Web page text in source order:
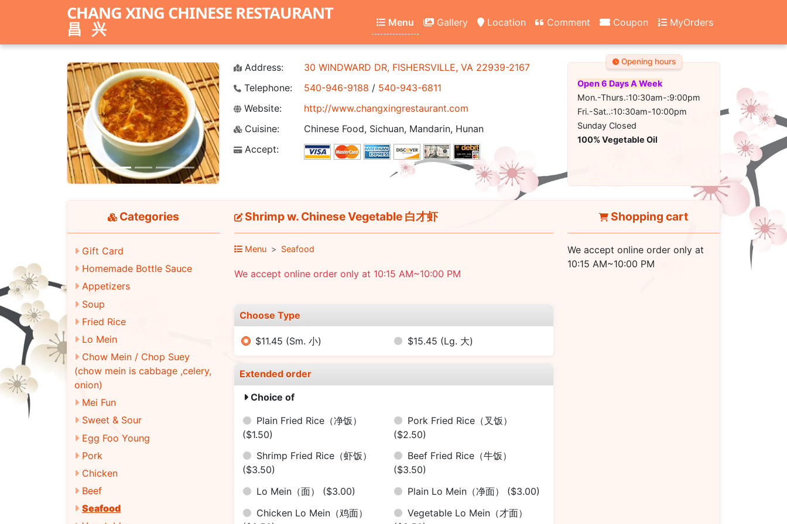
CHANG XING CHINESE RESTAURANT
昌兴 Menu Gallery Location Comment Coupon MyOrders
Previous Next
Address:
30 WINDWARD DR, FISHERSVILLE, VA 22939-2167
Telephone:
540-946-9188 / 540-943-6811
Website:
http://www.changxingrestaurant.com
Cuisine:
Chinese Food, Sichuan, Mandarin, Hunan
Accept:
Opening hours
Open 6 Days A Week
Mon.-Thurs.:10:30am-:9:00pm
Fri.-Sat..:10:30am-10:00pm
Sunday Closed
100% Vegetable Oil
Categories
Gift Card
Homemade Bottle Sauce
Appetizers
Soup
Fried Rice
Lo Mein
Chow Mein / Chop Suey
(chow mein is cabbage ,celery,
onion)
Mei Fun
Sweet & Sour
Egg Foo Young
Pork
Chicken
Beef
Seafood
Shrimp w. Chinese Vegetable 白才虾
Menu Seafood
We accept online order only at 10:15 AM~10:00 PM
Choose Type
$11.45 (Sm. 小) $15.45 (Lg. 大)
Extended order
Choice of
Plain Fried Rice（净饭）
($1.50)
Pork Fried Rice（叉饭）
($2.50)
Shrimp Fried Rice（虾饭）
($3.50)
Beef Fried Rice（牛饭）
($3.50)
Lo Mein（面） ($3.00) Plain Lo Mein（净面） ($3.00)
Chicken Lo Mein（鸡面）
Vegetable Lo Mein（才面）
Shopping cart
We accept online order only at
10:15 AM~10:00 PM